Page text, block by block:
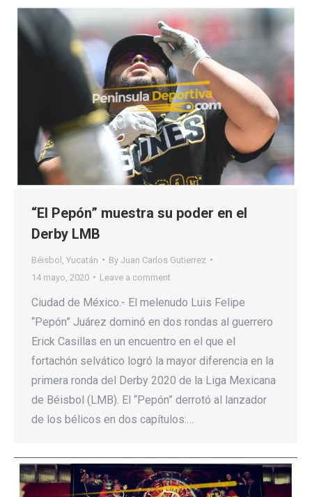
“El Pepón” muestra su poder en el
Derby LMB
Béisbol Yucatán By Juan Carlos Gutierrez
14 mayo, 2020
Leave a comment
Ciudad de México.- El melenudo Luis Felipe
“Pepón” Juárez dominó en dos rondas al guerrero
Erick Casillas en un encuentro en el que el
fortachón selvático logró la mayor diferencia en la
primera ronda del Derby 2020 de la Liga Mexicana
de Béisbol (LMB). El “Pepón” derrotó al lanzador
de los bélicos en dos capítulos:…